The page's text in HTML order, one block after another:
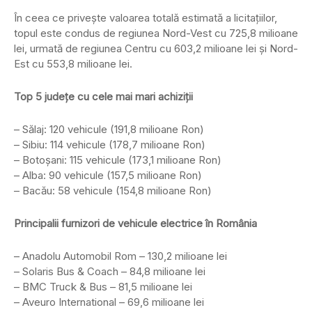
În ceea ce privește valoarea totală estimată a licitațiilor,
topul este condus de regiunea Nord-Vest cu 725,8 milioane
lei, urmată de regiunea Centru cu 603,2 milioane lei și Nord-
Est cu 553,8 milioane lei.
Top 5 județe cu cele mai mari achiziții
– Sălaj: 120 vehicule (191,8 milioane Ron)
– Sibiu: 114 vehicule (178,7 milioane Ron)
– Botoșani: 115 vehicule (173,1 milioane Ron)
– Alba: 90 vehicule (157,5 milioane Ron)
– Bacău: 58 vehicule (154,8 milioane Ron)
Principalii furnizori de vehicule electrice în România
– Anadolu Automobil Rom – 130,2 milioane lei
– Solaris Bus & Coach – 84,8 milioane lei
– BMC Truck & Bus – 81,5 milioane lei
– Aveuro International – 69,6 milioane lei